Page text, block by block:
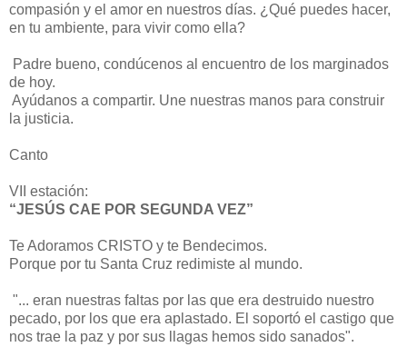
compasión y el amor en nuestros días. ¿Qué puedes hacer,
en tu ambiente, para vivir como ella?
Padre bueno, condúcenos al encuentro de los marginados
de hoy.
Ayúdanos a compartir. Une nuestras manos para construir
la justicia.
Canto
VII estación:
“JESÚS CAE POR SEGUNDA VEZ”
Te Adoramos CRISTO y te Bendecimos.
Porque por tu Santa Cruz redimiste al mundo.
"... eran nuestras faltas por las que era destruido nuestro
pecado, por los que era aplastado. El soportó el castigo que
nos trae la paz y por sus llagas hemos sido sanados".